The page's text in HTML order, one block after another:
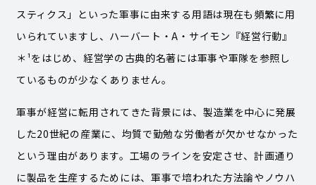
スティクス」といった軍事に由来する用語は現在も頻繁に用
いられていますし、ハーバート・A・サイモン『経営行動』
＊¹をはじめ、経営学の古典的名著には軍事や軍隊を参照し
ているものが少なくありません。
軍事が経営に転用されてきた背景には、製造業を中心に発展
した20世紀の産業に、均質で勤勉な労働者が欠かせなかった
という理由があります。工場のラインを安定させ、計画通り
に製品を生産するためには、軍事で培われた方法論やノウハ